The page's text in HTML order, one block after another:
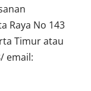
Raya No 143
Timur atau
email: